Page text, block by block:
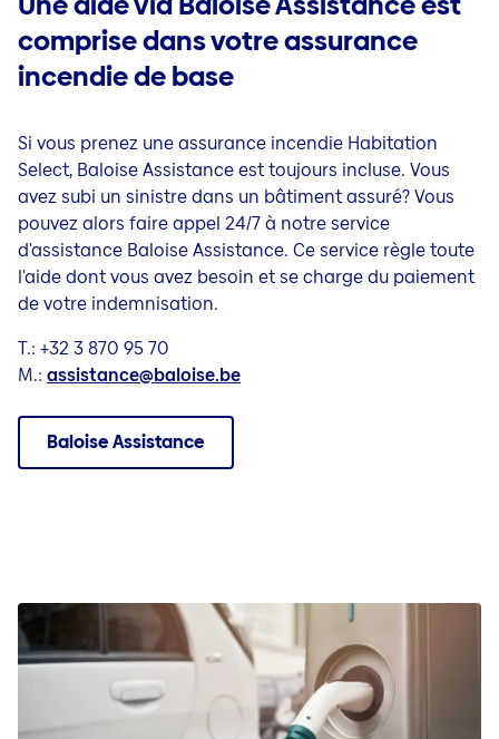
comprise dans votre assurance
incendie de base
Si vous prenez une assurance incendie Habitation
Select, Baloise Assistance est toujours incluse. Vous
avez subi un sinistre dans un bâtiment assuré? Vous
pouvez alors faire appel 24/7 à notre service
d'assistance Baloise Assistance. Ce service règle toute
l'aide dont vous avez besoin et se charge du paiement
de votre indemnisation.
T.: +32 3 870 95 70
M.: assistance@baloise.be
Baloise Assistance